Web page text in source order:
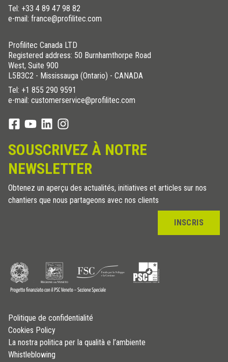
Tel: +33 4 89 47 98 82
e-mail: france@profilitec.com
Profilitec Canada LTD
Registered address: 50 Burnhamthorpe Road
West, Suite 900
L5B3C2 - Mississauga (Ontario) - CANADA
Tel: +1 855 290 9591
e-mail: customerservice@profilitec.com
SOUSCRIVEZ À NOTRE
NEWSLETTER
Obtenez un aperçu des actualités, initiatives et articles sur nos
chantiers que nous partageons avec nos clients
INSCRIS
Politique de confidentialité
Cookies Policy
La nostra politica per la qualità e l’ambiente
Whistleblowing